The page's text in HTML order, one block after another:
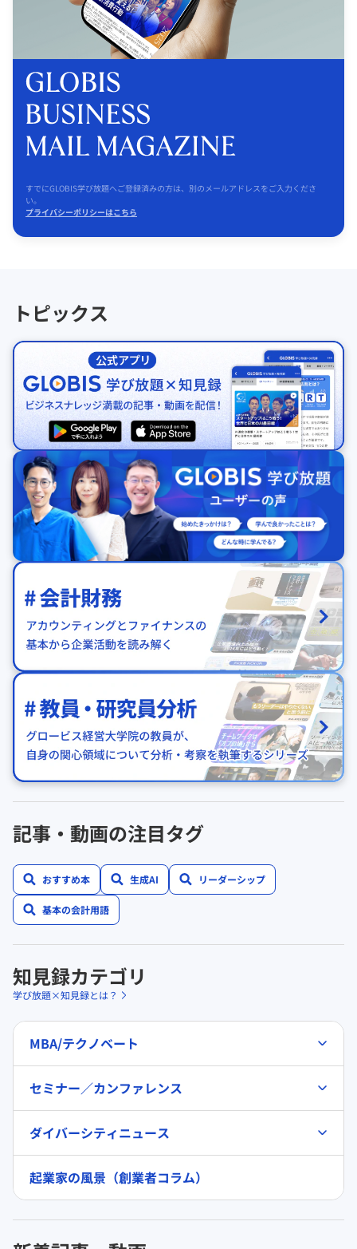
すでにGLOBIS学び放題へご登録済みの方は、別のメールアドレスをご入力くださ
い。
プライバシーポリシーはこちら
トピックス
記事・動画の注目タグ
おすすめ本 生成AI リーダーシップ
基本の会計用語
知見録カテゴリ
学び放題×知見録とは？
MBA/テクノベート
セミナー／カンファレンス
ダイバーシティニュース
起業家の風景（創業者コラム）